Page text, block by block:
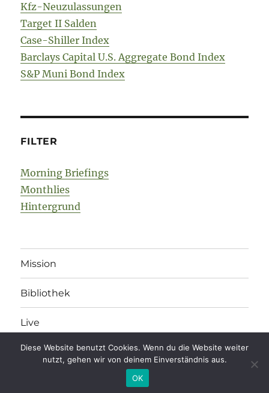
Kfz-Neuzulassungen
Target II Salden
Case-Shiller Index
Barclays Capital U.S. Aggregate Bond Index
S&P Muni Bond Index
FILTER
Morning Briefings
Monthlies
Hintergrund
Mission
Bibliothek
Live
legonomics Impressum/Datenschutz/
Diese Website benutzt Cookies. Wenn du die Website weiter
nutzt, gehen wir von deinem Einverständnis aus.
OK